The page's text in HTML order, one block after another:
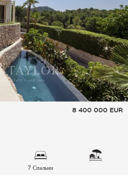
8 400 000 EUR
7 Спальни